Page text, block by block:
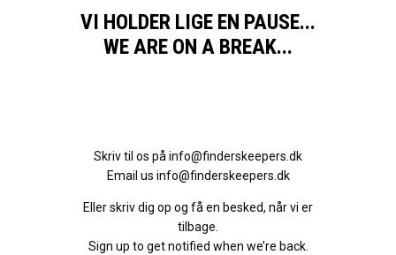
VI HOLDER LIGE EN PAUSE...
WE ARE ON A BREAK...
Skriv til os på info@finderskeepers.dk
Email us info@finderskeepers.dk
Eller skriv dig op og få en besked, når vi er
tilbage.
Sign up to get notified when we’re back.